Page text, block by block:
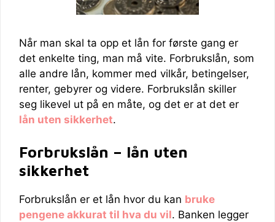
Når man skal ta opp et lån for første gang er
det enkelte ting, man må vite. Forbrukslån, som
alle andre lån, kommer med vilkår, betingelser,
renter, gebyrer og videre. Forbrukslån skiller
seg likevel ut på en måte, og det er at det er
lån uten sikkerhet.
Forbrukslån – lån uten
sikkerhet
Forbrukslån er et lån hvor du kan bruke
pengene akkurat til hva du vil. Banken legger